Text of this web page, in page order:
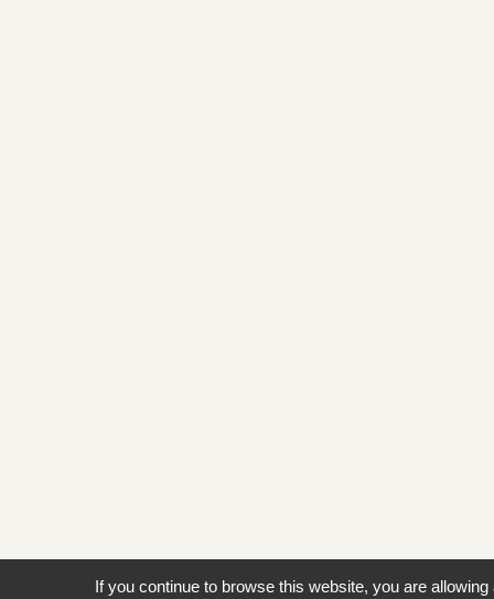
If you continue to browse this website, you are